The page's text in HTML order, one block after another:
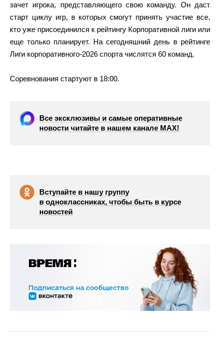
зачет игрока, представляющего свою команду. Он даст
старт циклу игр, в которых смогут принять участие все,
кто уже присоединился к рейтингу Корпоративной лиги или
еще только планирует. На сегодняшний день в рейтинге
Лиги корпоративного-2026 спорта числятся 60 команд.
Соревнования стартуют в 18:00.
Все эксклюзивы и самые оперативные
новости читайте в нашем канале МАХ!
Вступайте в нашу группу
в одноклассниках, чтобы быть в курсе
новостей